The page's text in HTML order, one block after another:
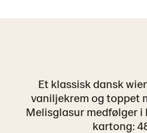
Et klassisk dansk
vaniljekrem og toppet
Melisglasur medfølger
kartong: